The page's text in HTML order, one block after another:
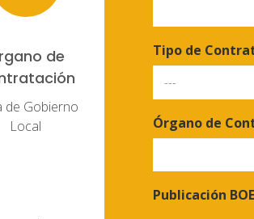
de
de Gobierno
Local
Tipo de
Órgano de
Publicación BOE